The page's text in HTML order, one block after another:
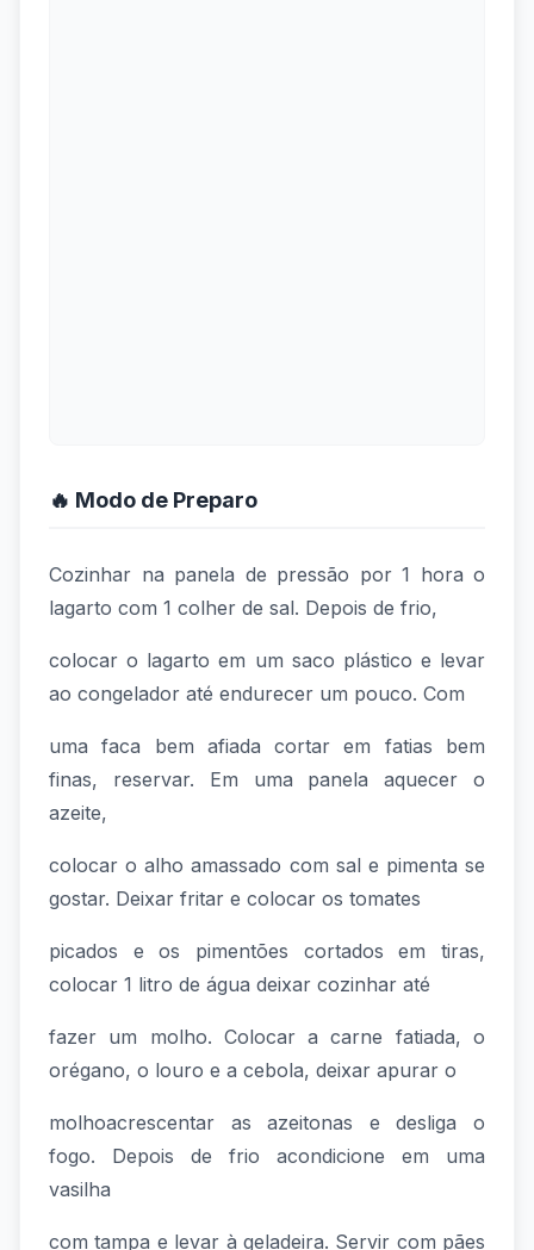
🔥 Modo de Preparo
Cozinhar na panela de pressão por 1 hora o
lagarto com 1 colher de sal. Depois de frio,
colocar o lagarto em um saco plástico e levar
ao congelador até endurecer um pouco. Com
uma faca bem afiada cortar em fatias bem
finas, reservar. Em uma panela aquecer o
azeite,
colocar o alho amassado com sal e pimenta se
gostar. Deixar fritar e colocar os tomates
picados e os pimentões cortados em tiras,
colocar 1 litro de água deixar cozinhar até
fazer um molho. Colocar a carne fatiada, o
orégano, o louro e a cebola, deixar apurar o
molhoacrescentar as azeitonas e desliga o
fogo. Depois de frio acondicione em uma
vasilha
com tampa e levar à geladeira. Servir com pães